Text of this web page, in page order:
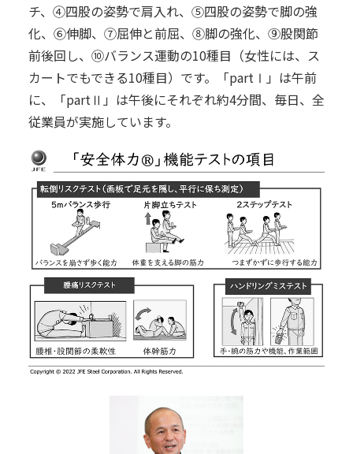
チ、④四股の姿勢で肩入れ、⑤四股の姿勢で脚の強
化、⑥伸脚、⑦屈伸と前屈、⑧脚の強化、⑨股関節
前後回し、⑩バランス運動の10種目（女性には、ス
カートでもできる10種目）です。「partⅠ」は午前
に、「partⅡ」は午後にそれぞれ約4分間、毎日、全
従業員が実施しています。